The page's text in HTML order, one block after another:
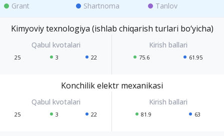
Grant Shartnoma Tanlov
Kimyoviy texnologiya (ishlab chiqarish turlari bo‘yicha)
25 3 22 75.6 61.95
Konchilik elektr mexanikasi
25 3 22 81.9 63